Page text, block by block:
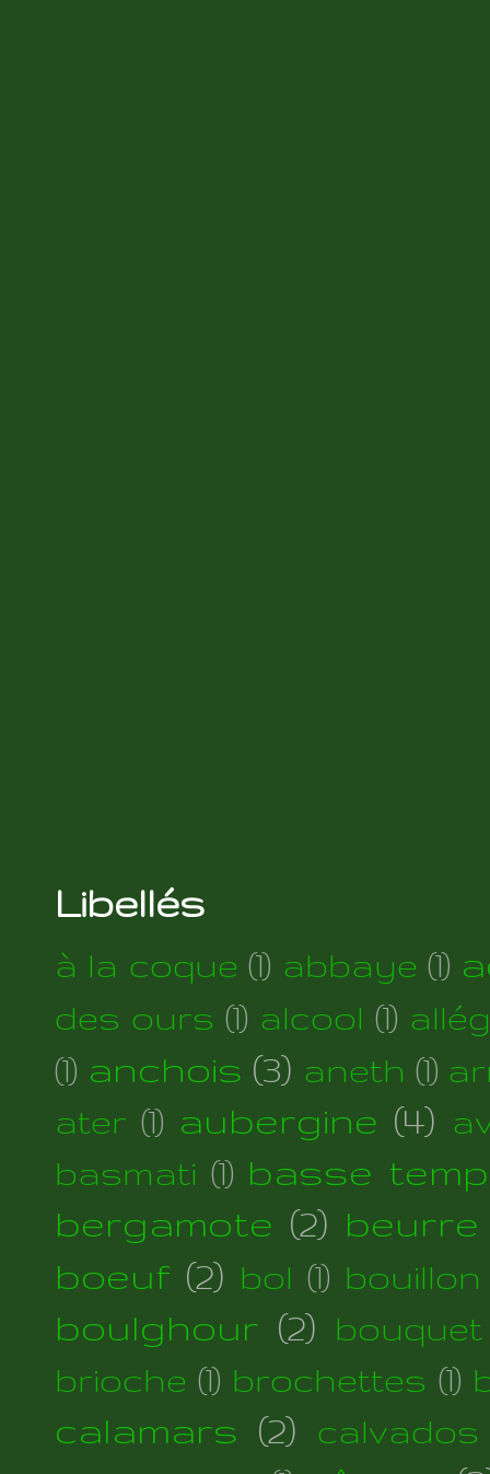
Libellés
à la coque (1) abbaye (1)
des ours (1) alcool (1)
(1) anchois (3) aneth (1)
ater (1) aubergine (4)
basmati (1) basse
bergamote (2) beurre
boeuf (2) bol (1) bouillon
boulghour (2)
brioche (1) brochettes (1)
calamars (2)
calvados